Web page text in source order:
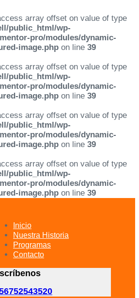
array offset on value of type
public_html/wp-
pro/modules/dynamic-
image.php on line 39
array offset on value of type
public_html/wp-
pro/modules/dynamic-
image.php on line 39
array offset on value of type
public_html/wp-
pro/modules/dynamic-
image.php on line 39
array offset on value of type
public_html/wp-
pro/modules/dynamic-
image.php on line 39
Inicio
Nuestra Historia
Programas
Contacto